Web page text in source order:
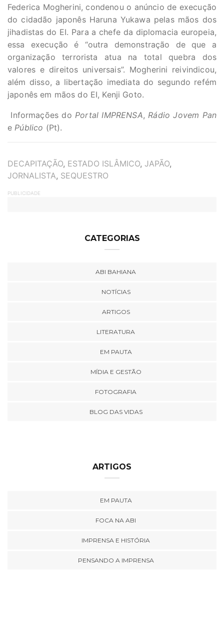
Federica Mogherini, condenou o anúncio de execução
do cidadão japonês Haruna Yukawa pelas mãos dos
jihadistas do EI. Para a chefe da diplomacia europeia,
essa execução é “outra demonstração de que a
organização terrorista atua na total quebra dos
valores e direitos universais”. Mogherini reivindicou,
além disso, a libertação imediata do segundo refém
japonês em mãos do EI, Kenji Goto.
Informações doPortal IMPRENSA,Rádio Jovem Pan
ePúblico (Pt).
TAGS
DECAPITAÇÃO, ESTADO ISLÂMICO, JAPÃO,
JORNALISTA, SEQUESTRO
PUBLICIDADE
CATEGORIAS
ABI BAHIANA
NOTÍCIAS
ARTIGOS
LITERATURA
EM PAUTA
MÍDIA E GESTÃO
FOTOGRAFIA
BLOG DAS VIDAS
ARTIGOS
EM PAUTA
FOCA NA ABI
IMPRENSA E HISTÓRIA
PENSANDO A IMPRENSA